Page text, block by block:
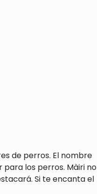
de perros. El nombre
los perros. Màiri no
Si te encanta el